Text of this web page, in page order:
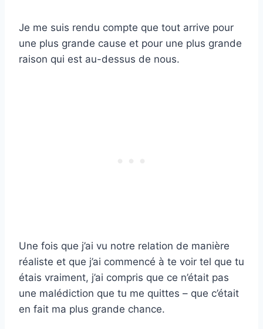
Je me suis rendu compte que tout arrive pour
une plus grande cause et pour une plus grande
raison qui est au-dessus de nous.
Une fois que j’ai vu notre relation de manière
réaliste et que j’ai commencé à te voir tel que tu
étais vraiment, j’ai compris que ce n’était pas
une malédiction que tu me quittes – que c’était
en fait ma plus grande chance.